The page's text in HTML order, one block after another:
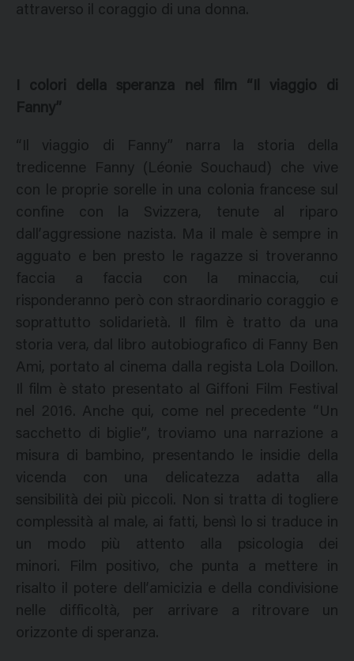
attraverso il coraggio di una donna.
I colori della speranza nel film “Il viaggio di
Fanny”
“Il viaggio di Fanny” narra la storia della
tredicenne Fanny (Léonie Souchaud) che vive
con le proprie sorelle in una colonia francese sul
confine con la Svizzera, tenute al riparo
dall’aggressione nazista. Ma il male è sempre in
agguato e ben presto le ragazze si troveranno
faccia a faccia con la minaccia, cui
risponderanno però con straordinario coraggio e
soprattutto solidarietà. Il film è tratto da una
storia vera, dal libro autobiografico di Fanny Ben
Ami, portato al cinema dalla regista Lola Doillon.
Il film è stato presentato al Giffoni Film Festival
nel 2016. Anche qui, come nel precedente “Un
sacchetto di biglie”, troviamo una narrazione a
misura di bambino, presentando le insidie della
vicenda con una delicatezza adatta alla
sensibilità dei più piccoli. Non si tratta di togliere
complessità al male, ai fatti, bensì lo si traduce in
un modo più attento alla psicologia dei
minori. Film positivo, che punta a mettere in
risalto il potere dell’amicizia e della condivisione
nelle difficoltà, per arrivare a ritrovare un
orizzonte di speranza.